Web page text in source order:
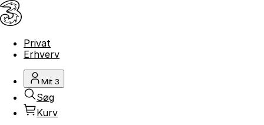
Privat
Erhverv
Mit 3
Søg
Kurv